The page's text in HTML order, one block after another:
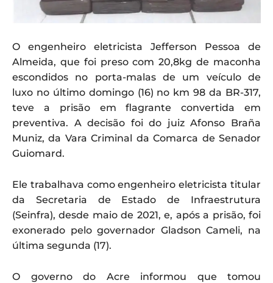
O engenheiro eletricista Jefferson Pessoa de
Almeida, que foi preso com 20,8kg de maconha
escondidos no porta-malas de um veículo de
luxo no último domingo (16) no km 98 da BR-317,
teve a prisão em flagrante convertida em
preventiva. A decisão foi do juiz Afonso Braña
Muniz, da Vara Criminal da Comarca de Senador
Guiomard.
Ele trabalhava como engenheiro eletricista titular
da Secretaria de Estado de Infraestrutura
(Seinfra), desde maio de 2021, e, após a prisão, foi
exonerado pelo governador Gladson Cameli, na
última segunda (17).
O governo do Acre informou que tomou